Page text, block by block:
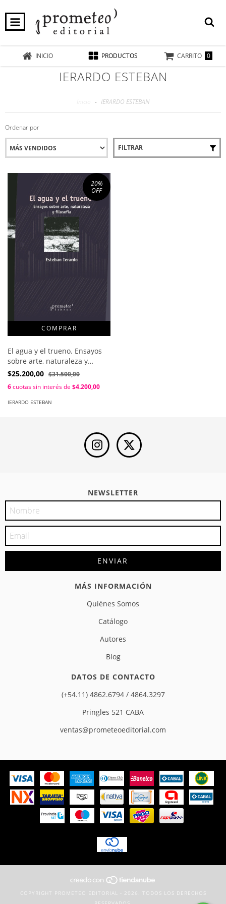
INICIO PRODUCTOS CARRITO 0
IERARDO ESTEBAN
- IERARDO ESTEBAN
Ordenar por
FILTRAR
20%
OFF
El agua y el trueno. Ensayos
sobre arte, naturaleza y
filosofía / Ierardo Esteban
$25.200,00 $31.500,00
6cuotas sin interés de $4.200,00
IERARDO ESTEBAN
NEWSLETTER
MÁS INFORMACIÓN
Quiénes Somos
Catálogo
Autores
Blog
DATOS DE CONTACTO
(+54.11) 4862.6794 / 4864.3297
Pringles 521 CABA
ventas@prometeoeditorial.com
COPYRIGHT PROMETEO EDITORIAL - 2026. TODOS LOS DERECHOS